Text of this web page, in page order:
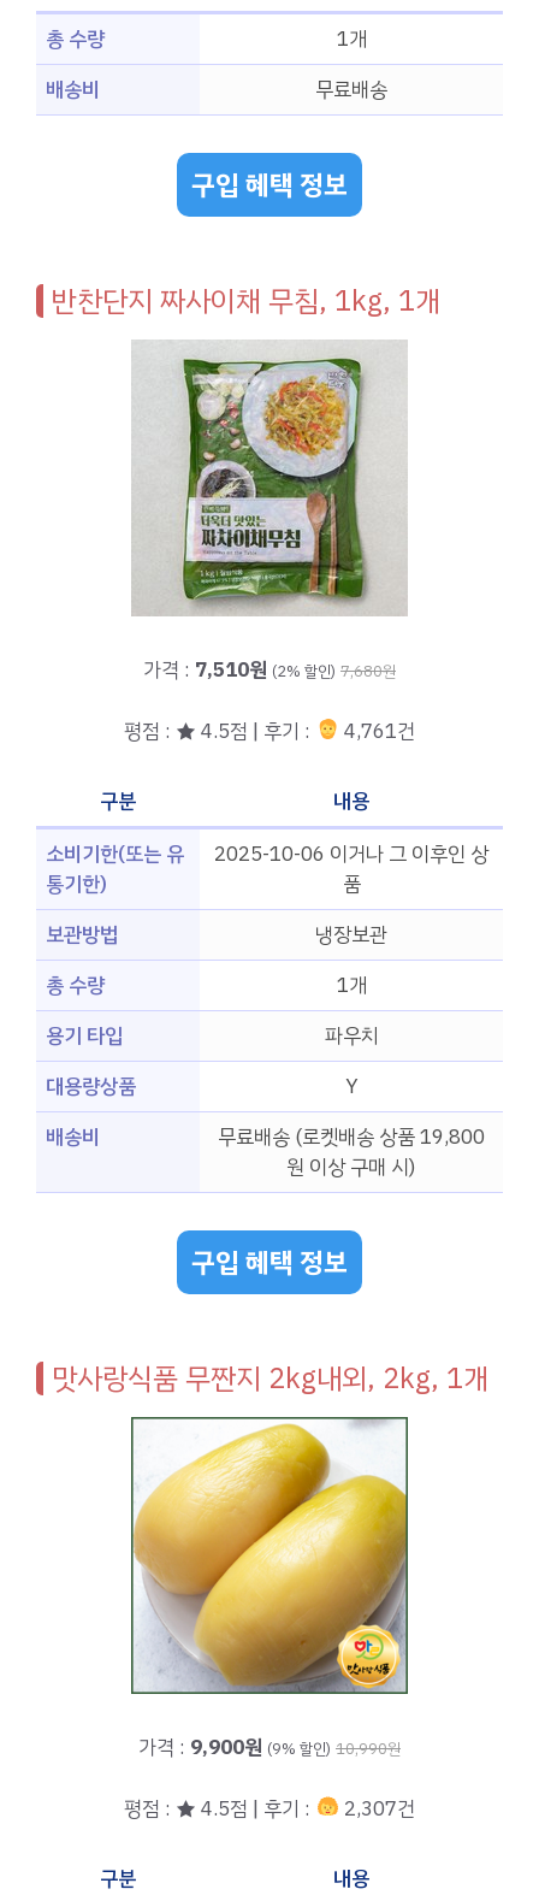
총 수량
1개
배송비
무료배송
구입 혜택 정보
반찬단지 짜사이채 무침, 1kg, 1개
가격 : 7,510원 (2% 할인) 7,680원
평점 : ★ 4.5점 | 후기 : 4,761건
구분
내용
소비기한(또는 유
통기한)
2025-10-06 이거나 그 이후인 상
품
보관방법
냉장보관
총 수량
1개
용기 타입
파우치
대용량상품
Y
배송비
무료배송 (로켓배송 상품 19,800
원 이상 구매 시)
구입 혜택 정보
맛사랑식품 무짠지 2kg내외, 2kg, 1개
가격 : 9,900원 (9% 할인) 10,990원
평점 : ★ 4.5점 | 후기 : 2,307건
구분
내용